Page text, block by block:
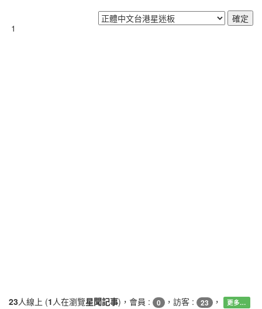
1
23人線上 (1 人在瀏覽星聞記事)，會員 : 0 ，訪客 : 23 ， 更多…